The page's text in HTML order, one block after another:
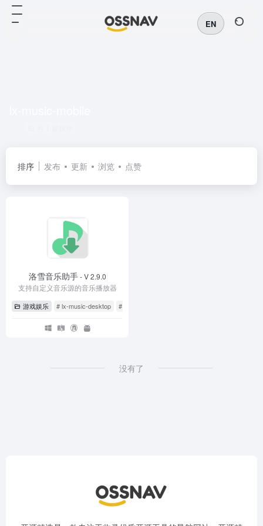
EN
排序 发布 更新 浏览 点赞
洛雪音乐助手- V 2.9.0
支持自定义音乐源的音乐播放器
游戏娱乐 # lx-music-desktop # lx-music-mobile
没有了